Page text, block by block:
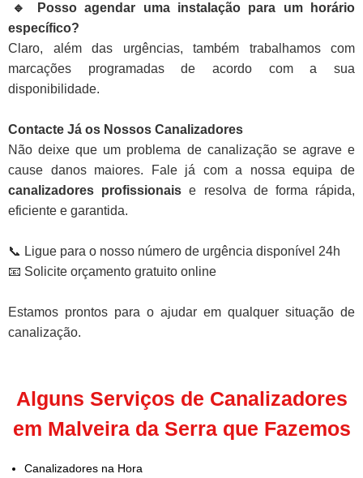
🔹 Posso agendar uma instalação para um horário
específico?
Claro, além das urgências, também trabalhamos com
marcações programadas de acordo com a sua
disponibilidade.
Contacte Já os Nossos Canalizadores
Não deixe que um problema de canalização se agrave e
cause danos maiores. Fale já com a nossa equipa de
canalizadores profissionais e resolva de forma rápida,
eficiente e garantida.
📞 Ligue para o nosso número de urgência disponível 24h
📧 Solicite orçamento gratuito online
Estamos prontos para o ajudar em qualquer situação de
canalização.
Alguns Serviços de Canalizadores
em Malveira da Serra que Fazemos
Canalizadores na Hora